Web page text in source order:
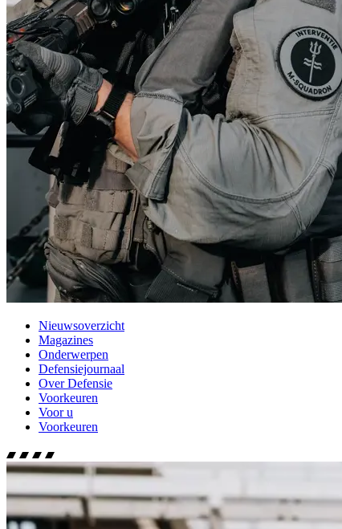
Nieuwsoverzicht
Magazines
Onderwerpen
Defensiejournaal
Over Defensie
Voorkeuren
Voor u
Voorkeuren